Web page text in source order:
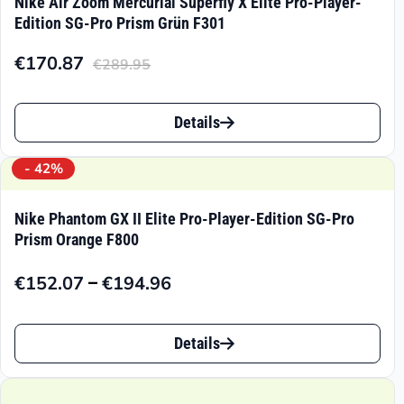
Edition SG-Pro Prism Grün F301
€289.95
Ursprünglicher
Preis
€289.95
€170.87
Aktueller
Preis
€170.87.
Dieses
Produkt
weist
Varianten
Die
Optionen
können
Details
- 42%
Nike Phantom GX II Elite Pro-Player-Edition SG-Pro
Prism Orange F800
€152.07 –€194.96
Preisspanne:
€194.96
Dieses
Produkt
Details